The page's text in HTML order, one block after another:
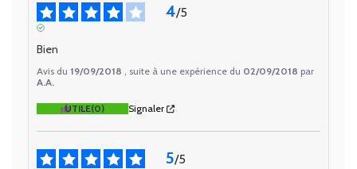
4/5
Bien
Avis du 19/09/2018 , suite à une expérience du 02/09/2018 par
A.A.
UTILE(0) Signaler
5/5